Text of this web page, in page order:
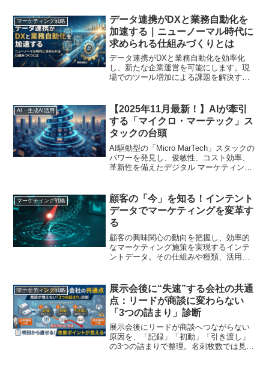
マーケティング戦略
データ連携がDXと業務自動化を
加速する｜ニューノーマル時代に
求められる仕組みづくりとは
データ連携がDXと業務自動化を効率化
し、新たな企業運営を可能にします。現
場でのツール増加による課題を解決する
AI・生成AI活用
【2025年11月最新！】AIが牽引
する「マイクロ・マーテック」ス
タックの台頭
AI駆動型の「Micro MarTech」スタックの
パワーを発見し、俊敏性、コスト効率、
革新性を備えたデジタル マーケティング
マーケティング戦略
顧客の「今」を知る！インテント
データでマーケティングを変革す
る
顧客の興味関心の動向を把握し、効率的
なマーケティング施策を実現するインテ
ントデータ。その仕組みや種類、活用事
方法を探ります
マーケティング戦略
展示会後に“失速”する会社の共通
点：リードが商談に変わらない
「3つの詰まり」診断
展示会後にリードが商談へつながらない
原因を、「記録」「初動」「引き渡し」
の3つの詰まりで整理。名刺枚数では見え